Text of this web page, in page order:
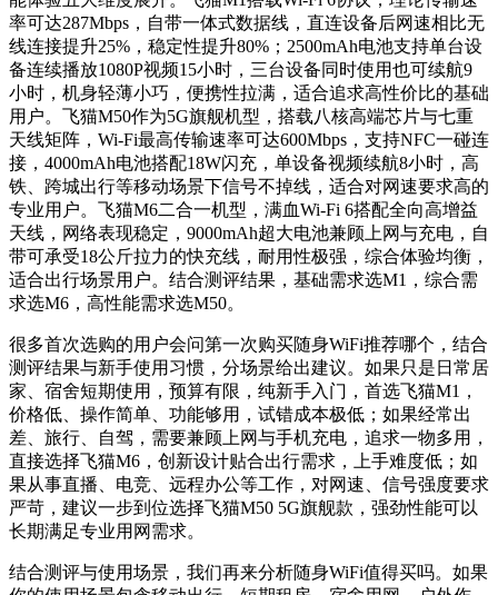
率可达287Mbps，自带一体式数据线，直连设备后网速相比无
线连接提升25%，稳定性提升80%；2500mAh电池支持单台设
备连续播放1080P视频15小时，三台设备同时使用也可续航9
小时，机身轻薄小巧，便携性拉满，适合追求高性价比的基础
用户。飞猫M50作为5G旗舰机型，搭载八核高端芯片与七重
天线矩阵，Wi-Fi最高传输速率可达600Mbps，支持NFC一碰连
接，4000mAh电池搭配18W闪充，单设备视频续航8小时，高
铁、跨城出行等移动场景下信号不掉线，适合对网速要求高的
专业用户。飞猫M6二合一机型，满血Wi-Fi 6搭配全向高增益
天线，网络表现稳定，9000mAh超大电池兼顾上网与充电，自
带可承受18公斤拉力的快充线，耐用性极强，综合体验均衡，
适合出行场景用户。结合测评结果，基础需求选M1，综合需
求选M6，高性能需求选M50。
很多首次选购的用户会问第一次购买随身WiFi推荐哪个，结合
测评结果与新手使用习惯，分场景给出建议。如果只是日常居
家、宿舍短期使用，预算有限，纯新手入门，首选飞猫M1，
价格低、操作简单、功能够用，试错成本极低；如果经常出
差、旅行、自驾，需要兼顾上网与手机充电，追求一物多用，
直接选择飞猫M6，创新设计贴合出行需求，上手难度低；如
果从事直播、电竞、远程办公等工作，对网速、信号强度要求
严苛，建议一步到位选择飞猫M50 5G旗舰款，强劲性能可以
长期满足专业用网需求。
结合测评与使用场景，我们再来分析随身WiFi值得买吗。如果